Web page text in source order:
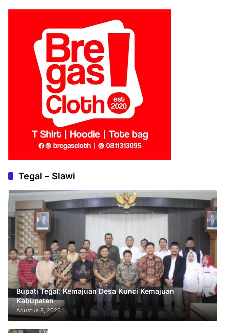
Tegal – Slawi
Bupati Tegal: Kemajuan Desa Kunci Kemajuan
Kabupaten
Agustus 8, 2026